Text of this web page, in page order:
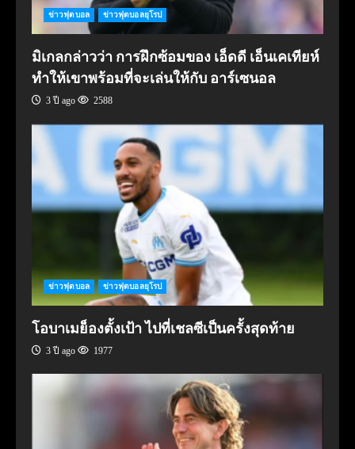
ข่าวฟุตบอล ข่าวฟุตบอลยุโรป
มิเกลกล่าวว่า การฝึกซ้อมของ เอ็ดดี เอ็นเคเทียห์
ทำให้เขาพร้อมที่จะเล่นให้กับ อาร์เซนอล
3 ปี ago 2588
ข่าวฟุตบอล ข่าวฟุตบอลยุโรป
โอบาเมย็องตั้งเป้า ไปที่เชลซีเป็นครั้งสุดท้าย
3 ปี ago 1977